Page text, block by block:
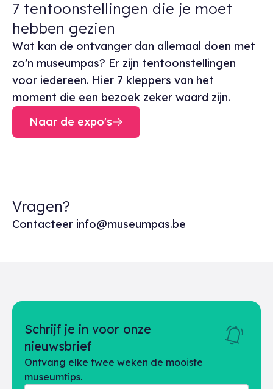
7 tentoonstellingen die je moet
hebben gezien
Wat kan de ontvanger dan allemaal doen met
zo’n museumpas? Er zijn tentoonstellingen
voor iedereen. Hier 7 kleppers van het
moment die een bezoek zeker waard zijn.
Naar de expo's
Vragen?
Contacteer info@museumpas.be
Schrijf je in voor onze
nieuwsbrief
Ontvang elke twee weken de mooiste
museumtips.